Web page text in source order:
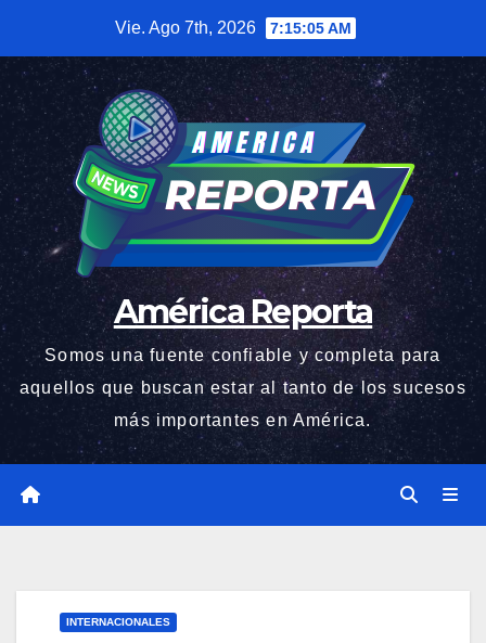
contenido
Vie. Ago 7th, 2026 7:15:06 AM
América Reporta
Somos una fuente confiable y completa para
aquellos que buscan estar al tanto de los sucesos
más importantes en América.
INTERNACIONALES